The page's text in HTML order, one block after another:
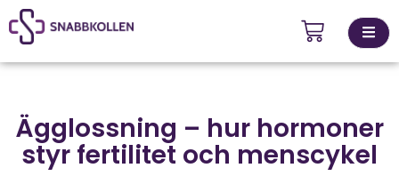
Kontakta
oss
Ägglossning – hur hormoner
styr fertilitet och menscykel